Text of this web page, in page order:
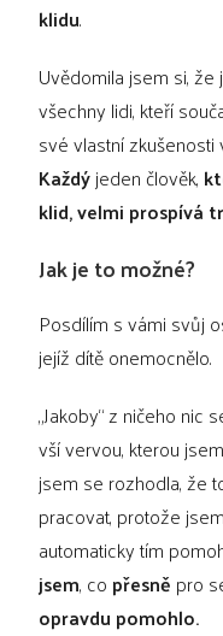
klidu.
Uvědomila jsem si,
všechny lidi, kteří
své vlastní zkušenosti
Každýjeden člověk,
klid, velmi prospívá
Jak je to možné?
Posdílím s vámi svůj
jejíž dítě onemocnělo.
„Jakoby“ z ničeho
vší vervou, kterou
jsem se rozhodla, že
pracovat, protože
automaticky tím
jsem, co přesně pro
opravdu pomohlo.